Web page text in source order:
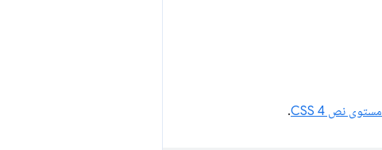
مستوى نص CSS 4 .